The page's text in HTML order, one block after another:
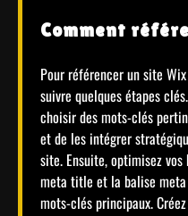
Comment
Pour référencer un site
suivre quelques étapes
choisir des mots-clés
et de les intégrer
site. Ensuite, optimisez
meta title et la balise
mots-clés principaux.